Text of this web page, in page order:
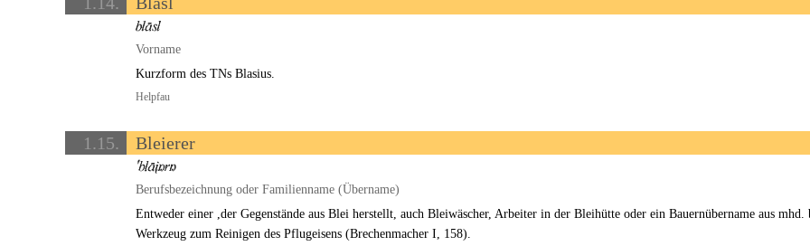
Vorname
Kurzform des TNs Blasius.
Helpfau
1.15. Bleierer
Berufsbezeichnung oder Familienname (Übername)
Entweder einer ,der Gegenstände aus Blei herstellt, auch Bleiwäscher, Arbeiter in der Bleihütte oder ein Bauernübername aus
Werkzeug zum Reinigen des Pflugeisens (Brechenmacher I, 158).